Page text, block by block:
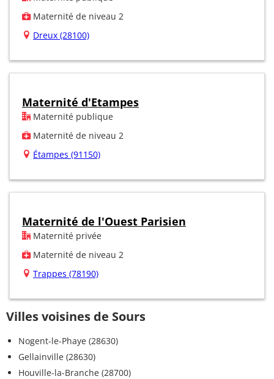
Maternité de niveau 2
Dreux (28100)
Maternité d'Etampes
Maternité publique
Maternité de niveau 2
Étampes (91150)
Maternité de l'Ouest Parisien
Maternité privée
Maternité de niveau 2
Trappes (78190)
Villes voisines de Sours
Nogent-le-Phaye (28630)
Gellainville (28630)
Houville-la-Branche (28700)